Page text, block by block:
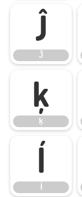
Ĵ
Ĵ
ķ
ķ
ĺ